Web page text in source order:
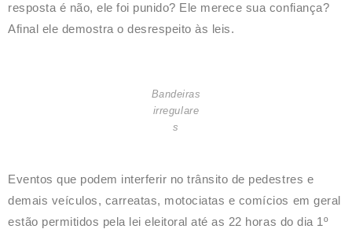
resposta é não, ele foi punido? Ele merece sua confiança?
Afinal ele demostra o desrespeito às leis.
Bandeiras
irregulare
s
Eventos que podem interferir no trânsito de pedestres e
demais veículos, carreatas, motociatas e comícios em geral
estão permitidos pela lei eleitoral até as 22 horas do dia 1º